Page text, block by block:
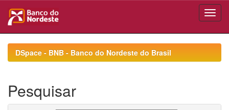
navigationDSpace - BNB - Banco do Nordeste do Brasil
Pesquisar